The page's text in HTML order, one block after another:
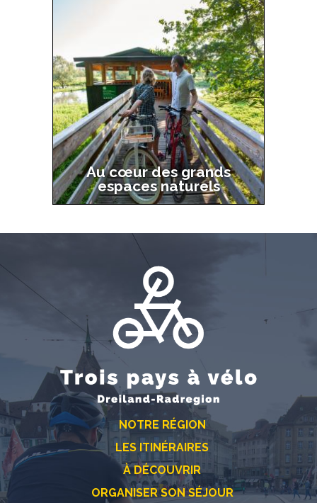
Au cœur des grands
espaces naturels
NOTRE RÉGION
LES ITINÉRAIRES
À DÉCOUVRIR
ORGANISER SON SÉJOUR